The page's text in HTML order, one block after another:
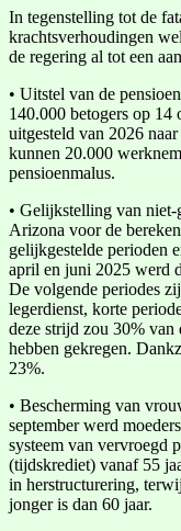
In tegenstelling tot de
krachtsverhoudingen
de regering al tot een
• Uitstel van de
140.000 betogers op
uitgesteld van 2026
kunnen 20.000
pensioenmalus.
• Gelijkstelling van
Arizona voor de
gelijkgestelde perioden
april en juni 2025 werd
De volgende periodes
legerdienst, korte
deze strijd zou 30% van
hebben gekregen.
23%.
• Bescherming van
september werd
systeem van vervroegd
(tijdskrediet) vanaf 55
in herstructurering,
jonger is dan 60 jaar.